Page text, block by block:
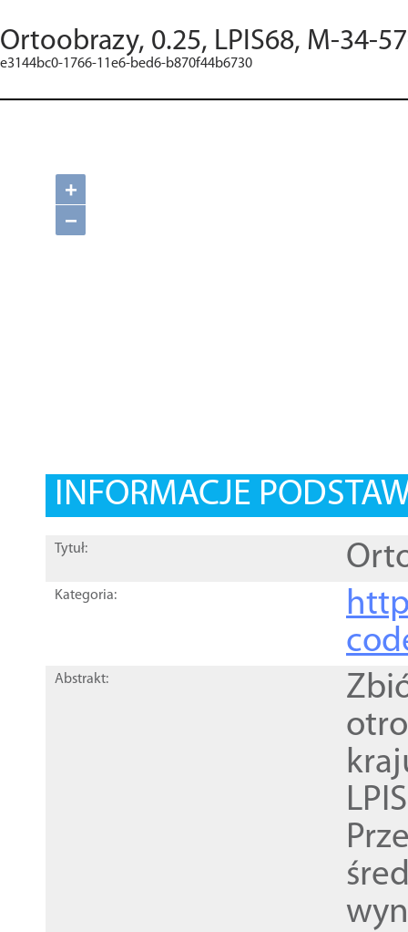
Ortoobrazy, 0.25, LPIS68, M-34-
e3144bc0-1766-11e6-bed6-b870f44b6730
+
−
INFORMACJE
Tytuł:
Kategoria:
Abstrakt: